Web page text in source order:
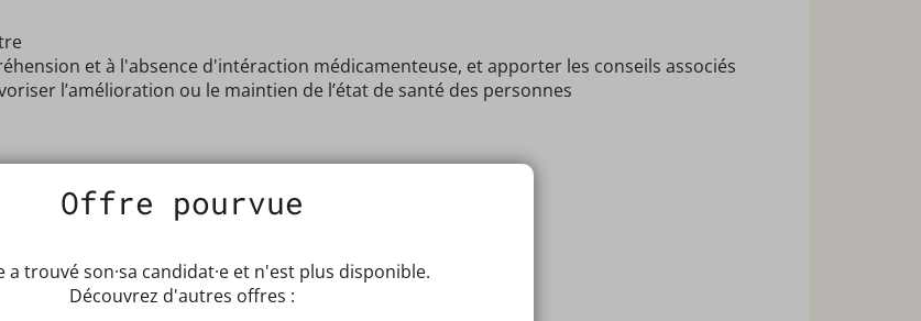
et à l'absence d'intéraction médicamenteuse, et apporter les conseils associés
l’amélioration ou le maintien de l’état de santé des personnes
à domicile (M.A.D.)
orthopédiques
Offre pourvue
a trouvé son·sa candidat·e et n'est plus disponible.
Découvrez d'autres offres :